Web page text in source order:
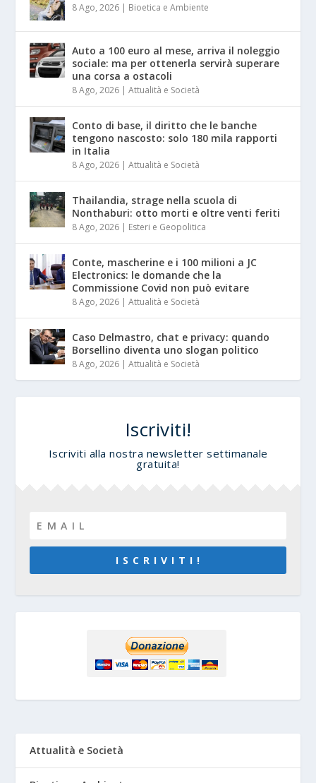
8 Ago, 2026 | Bioetica e Ambiente
Auto a 100 euro al mese, arriva il noleggio
sociale: ma per ottenerla servirà superare
una corsa a ostacoli
8 Ago, 2026 |Attualità e Società
Conto di base, il diritto che le banche
tengono nascosto: solo 180 mila rapporti
in Italia
8 Ago, 2026 |Attualità e Società
Thailandia, strage nella scuola di
Nonthaburi: otto morti e oltre venti feriti
8 Ago, 2026 | Esteri e Geopolitica
Conte, mascherine e i 100 milioni a JC
Electronics: le domande che la
Commissione Covid non può evitare
8 Ago, 2026 |Attualità e Società
Caso Delmastro, chat e privacy: quando
Borsellino diventa uno slogan politico
8 Ago, 2026 |Attualità e Società
Iscriviti!
Iscriviti alla nostra newsletter settimanale
gratuita!
I S C R I V I T I !
Attualità e Società